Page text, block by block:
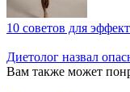
10 советов для
Диетолог назвал
Вам также может